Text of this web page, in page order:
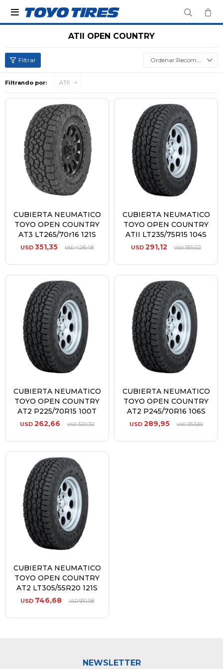

ATII OPEN COUNTRY
Recomendados
Filtrando por: ATII
CUBIERTA NEUMATICO
TOYO OPEN COUNTRY
AT3 LT265/70r16 121S
USD 351,35 USD428,48
CUBIERTA NEUMATICO
TOYO OPEN COUNTRY
ATII LT235/75R15 104S
USD 291,12 USD355,02
CUBIERTA NEUMATICO
TOYO OPEN COUNTRY
AT2 P225/70R15 100T
USD 262,66 USD320,32
CUBIERTA NEUMATICO
TOYO OPEN COUNTRY
AT2 P245/70R16 106S
USD 289,95 USD353,60
CUBIERTA NEUMATICO
TOYO OPEN COUNTRY
AT2 LT305/55R20 121S
USD 746,68 USD910,58
NEWSLETTER